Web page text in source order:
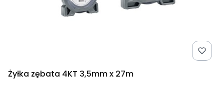
Żyłka zębata 4KT 3,5mm x 27m